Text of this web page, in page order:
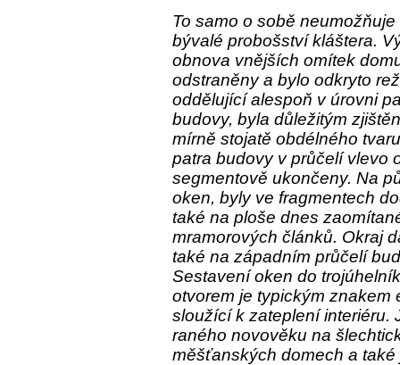
To samo o sobě
bývalé probošství kláštera.
obnova vnějších omítek
odstraněny a bylo odkryto
oddělující alespoň v úrovni
budovy, byla důležitým
mírně stojatě obdélného
patra budovy v průčelí vlevo
segmentově ukončeny. Na
oken, byly ve fragmentech
také na ploše dnes
mramorových článků. Okraj
také na západním průčelí
Sestavení oken do
otvorem je typickým znakem
sloužící k zateplení interiéru.
raného novověku na
měšťanských domech a